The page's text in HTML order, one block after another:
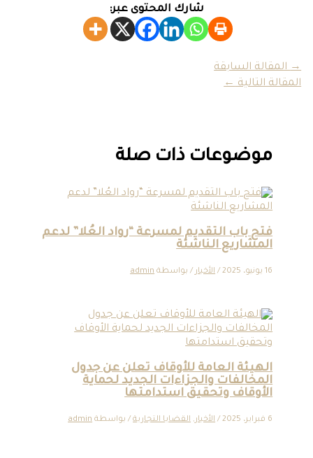
شارك المحتوى عبر:
→المقالة السابقة
المقالة التالية←
موضوعات ذات صلة
فتح باب التقديم لمسرعة “رواد العُلا” لدعم
المشاريع الناشئة
16 يونيو، 2025 / الأخبار / بواسطة admin
الهيئة العامة للأوقاف تعلن عن جدول
المخالفات والجزاءات الجديد لحماية
الأوقاف وتحقيق استدامتها
6 فبراير، 2025 / الأخبار, القضايا التجارية/ بواسطة admin